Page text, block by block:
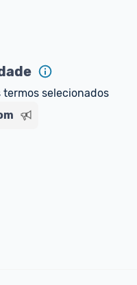
selecionados